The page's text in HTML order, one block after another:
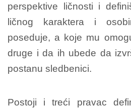
perspektive ličnosti i
ličnog karaktera i
poseduje, a koje mu
druge i da ih ubede da
postanu sledbenici.
Postoji i treći pravac